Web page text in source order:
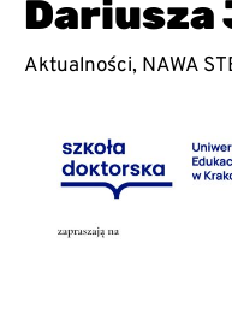
Dariusza
Aktualności, NAWA